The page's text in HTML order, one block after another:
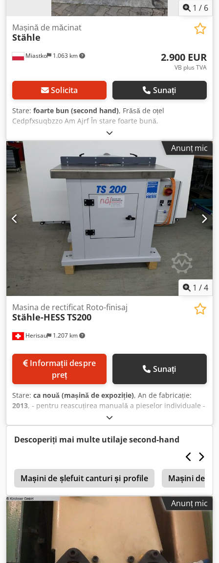
1 / 6
Miastko 1.063 km
Mașină de măcinat
Stähle
2.900 EUR
VB plus TVA
Solicita Sunați
Stare: foarte bun (second hand), Frăsă de oțel
Cedpfxsuqbzzo Am Ajrf În stare foarte bună.
Anunț mic
1 /4
Herisau 1.207 km
Masina de rectificat Roto-finisaj
Stähle-HESSTS200
preț
Sunați
Stare: ca nouă (mașină de expoziție), An de fabricație:
2013, - pentru reascuțirea manuală a pieselor individuale -
Putere: 0,75 kW - Reglare continuă a turației - Alimentare:
230 V - Mașină demonstrativă, an fabricație 2013 - Inclusiv
discuri abrazive K150 / K180 / K220 - Greutate: 120 kg
Csdpfx Amod Ealhj Aorf
Descoperiți mai multe utilaje second-hand
Mașini de șlefuit canturi și profile Mașini de
Anunț mic